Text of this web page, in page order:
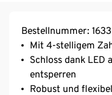
Bestellnummer:
Mit 4-stelligem
Schloss dank LED
entsperren
Robust und flexibel